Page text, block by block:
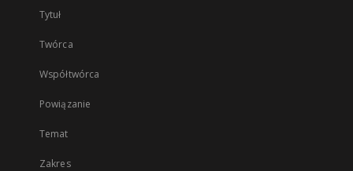
Tytuł
Twórca
Współtwórca
Powiązanie
Temat
Zakres